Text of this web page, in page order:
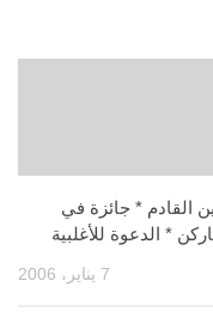
القادم * جائزة في
* الدعوة للأغلبية
7 يناير، 2006